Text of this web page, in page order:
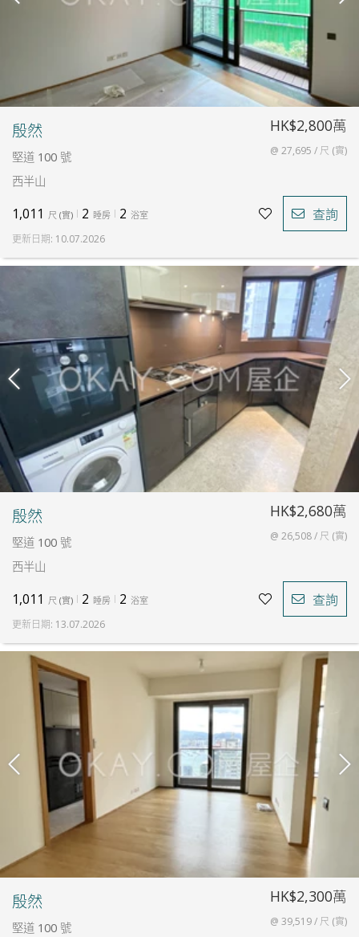
殷然
堅道 100 號
西半山
HK$2,800萬
@ 27,695 / 尺 (實)
1,011 尺 (實) 2 睡房 2 浴室 查詢
更新日期: 10.07.2026
殷然
堅道 100 號
西半山
HK$2,680萬
@ 26,508 / 尺 (實)
1,011 尺 (實) 2 睡房 2 浴室 查詢
更新日期: 13.07.2026
殷然
堅道 100 號
HK$2,300萬
@ 39,519 / 尺 (實)